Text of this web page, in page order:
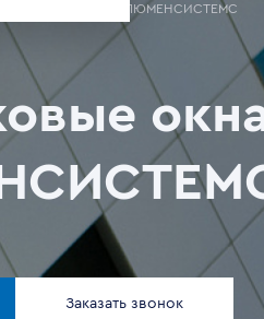
ТОО АЛЮМЕНСИСТЕМС
Заказать звонок